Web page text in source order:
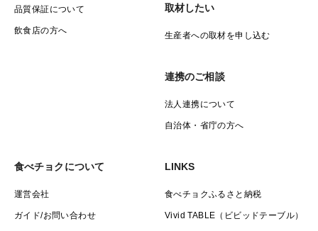
品質保証について
飲食店の方へ
取材したい
生産者への取材を申し込む
連携のご相談
法人連携について
自治体・省庁の方へ
食べチョクについて
運営会社
ガイド/お問い合わせ
LINKS
食べチョクふるさと納税
Vivid TABLE（ビビッドテーブル）